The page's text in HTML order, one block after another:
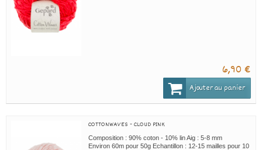
6,90 €
Ajouter au panier
COTTONWAVES - CLOUD PINK
Composition : 90% coton - 10% lin Aig : 5-8 mm
Environ 60m pour 50g Echantillon : 12-15 mailles pour 10